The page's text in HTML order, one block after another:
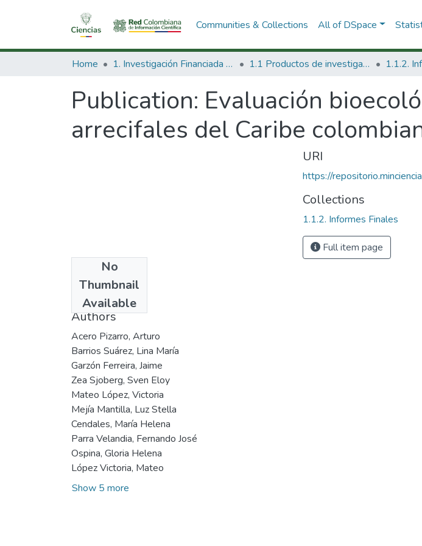
Communities & Collections All of DSpace
Home 1. Investigación Financiada con Recursos Públicos 1.1 Productos de investigación 1.1.2.
Publication: Evaluación
arrecifales del Caribe
No
Thumbnail
Available
1999
Authors
Acero Pizarro, Arturo
Barrios Suárez, Lina María
Garzón Ferreira, Jaime
Zea Sjoberg, Sven Eloy
Mateo López, Victoria
Mejía Mantilla, Luz Stella
Cendales, María Helena
Parra Velandia, Fernando José
Ospina, Gloria Helena
López Victoria, Mateo
Show 5 more
URI
https://
Collections
1.1.2. Informes Finales
Full item page